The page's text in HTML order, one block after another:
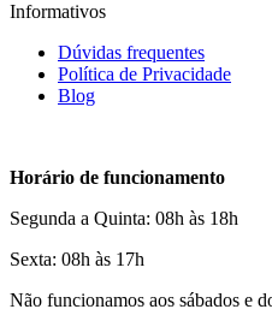
Informativos
Dúvidas frequentes
Política de Privacidade
Blog
Horário de funcionamento
Segunda a Quinta: 08h às 18h
Sexta: 08h às 17h
Não funcionamos aos sábados e